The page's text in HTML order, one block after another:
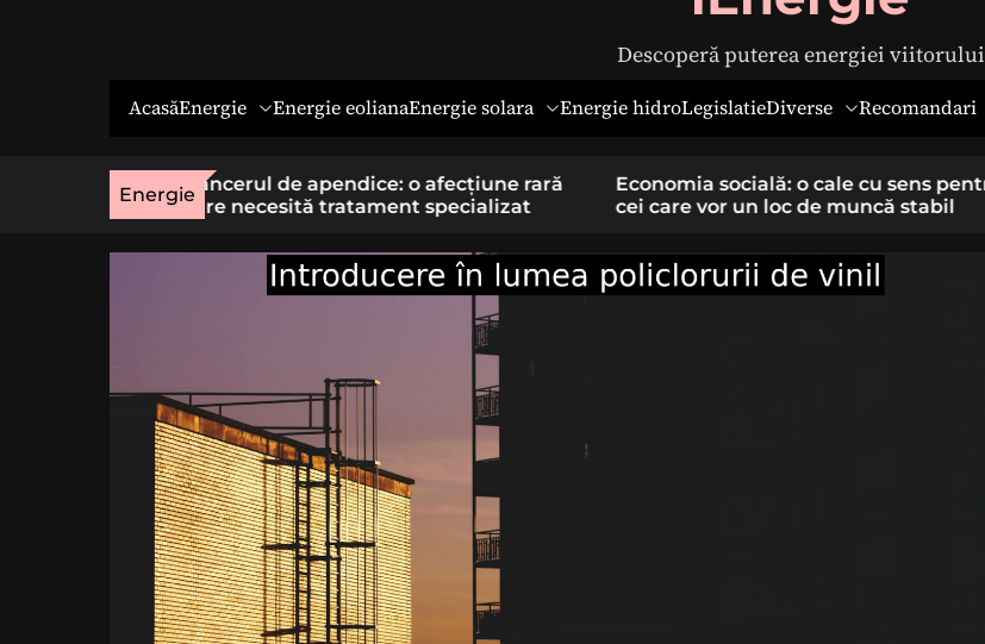
Descoperă puterea energiei viitorului
AcasăEnergie Energie eolianaEnergie solara Energie hidroLegislatieDiverse Recomandari
Energie
afecțiune rară
Economia socială: o cale cu sens pentru
cei care vor un loc de muncă stabil
Hernia ombilicală la adulți: cauze,
simptome și tratament chirurgical